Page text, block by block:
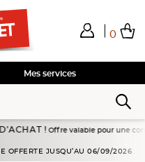
0
Mes services
!Offre valable pour une
OFFERTE JUSQU’AU 06/09/2026